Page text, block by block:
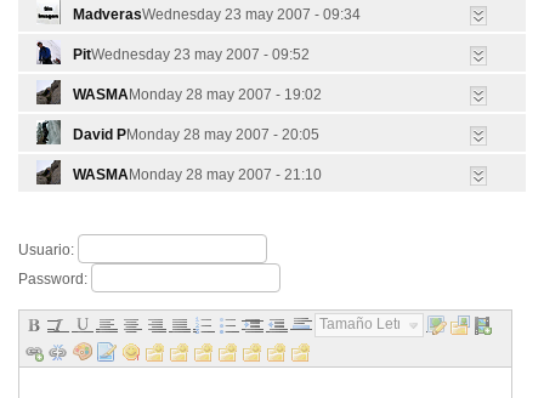
MadverasWednesday 23 may 2007 - 09:34
PitWednesday 23 may 2007 - 09:52
WASMAMonday 28 may 2007 - 19:02
David PMonday 28 may 2007 - 20:05
WASMAMonday 28 may 2007 - 21:10
Usuario:
Password:
Tamaño Letra...